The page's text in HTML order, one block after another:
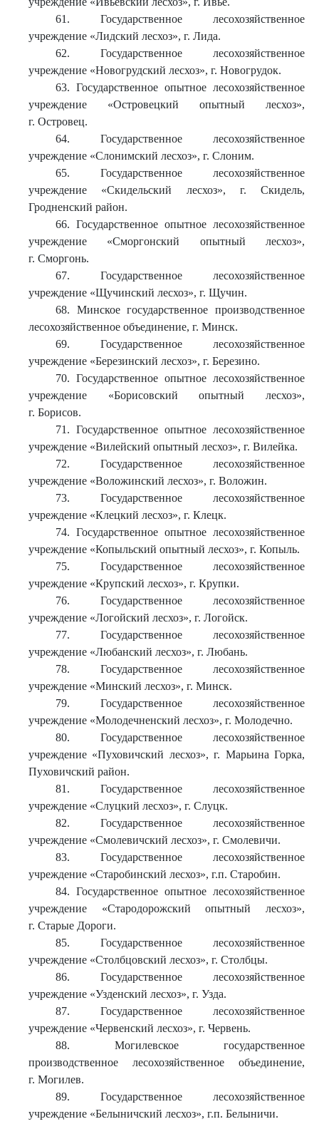
61. Государственное лесохозяйственное
учреждение «Лидский лесхоз», г. Лида.
62. Государственное лесохозяйственное
учреждение «Новогрудский лесхоз», г. Новогрудок.
63. Государственное опытное лесохозяйственное
учреждение «Островецкий опытный лесхоз»,
г. Островец.
64. Государственное лесохозяйственное
учреждение «Слонимский лесхоз», г. Слоним.
65. Государственное лесохозяйственное
учреждение «Скидельский лесхоз», г. Скидель,
Гродненский район.
66. Государственное опытное лесохозяйственное
учреждение «Сморгонский опытный лесхоз»,
г. Сморгонь.
67. Государственное лесохозяйственное
учреждение «Щучинский лесхоз», г. Щучин.
68. Минское государственное производственное
лесохозяйственное объединение, г. Минск.
69. Государственное лесохозяйственное
учреждение «Березинский лесхоз», г. Березино.
70. Государственное опытное лесохозяйственное
учреждение «Борисовский опытный лесхоз»,
г. Борисов.
71. Государственное опытное лесохозяйственное
учреждение «Вилейский опытный лесхоз», г. Вилейка.
72. Государственное лесохозяйственное
учреждение «Воложинский лесхоз», г. Воложин.
73. Государственное лесохозяйственное
учреждение «Клецкий лесхоз», г. Клецк.
74. Государственное опытное лесохозяйственное
учреждение «Копыльский опытный лесхоз», г. Копыль.
75. Государственное лесохозяйственное
учреждение «Крупский лесхоз», г. Крупки.
76. Государственное лесохозяйственное
учреждение «Логойский лесхоз», г. Логойск.
77. Государственное лесохозяйственное
учреждение «Любанский лесхоз», г. Любань.
78. Государственное лесохозяйственное
учреждение «Минский лесхоз», г. Минск.
79. Государственное лесохозяйственное
учреждение «Молодечненский лесхоз», г. Молодечно.
80. Государственное лесохозяйственное
учреждение «Пуховичский лесхоз», г. Марьина Горка,
Пуховичский район.
81. Государственное лесохозяйственное
учреждение «Слуцкий лесхоз», г. Слуцк.
82. Государственное лесохозяйственное
учреждение «Смолевичский лесхоз», г. Смолевичи.
83. Государственное лесохозяйственное
учреждение «Старобинский лесхоз», г.п. Старобин.
84. Государственное опытное лесохозяйственное
учреждение «Стародорожский опытный лесхоз»,
г. Старые Дороги.
85. Государственное лесохозяйственное
учреждение «Столбцовский лесхоз», г. Столбцы.
86. Государственное лесохозяйственное
учреждение «Узденский лесхоз», г. Узда.
87. Государственное лесохозяйственное
учреждение «Червенский лесхоз», г. Червень.
88. Могилевское государственное
производственное лесохозяйственное объединение,
г. Могилев.
89. Государственное лесохозяйственное
учреждение «Белыничский лесхоз», г.п. Белыничи.